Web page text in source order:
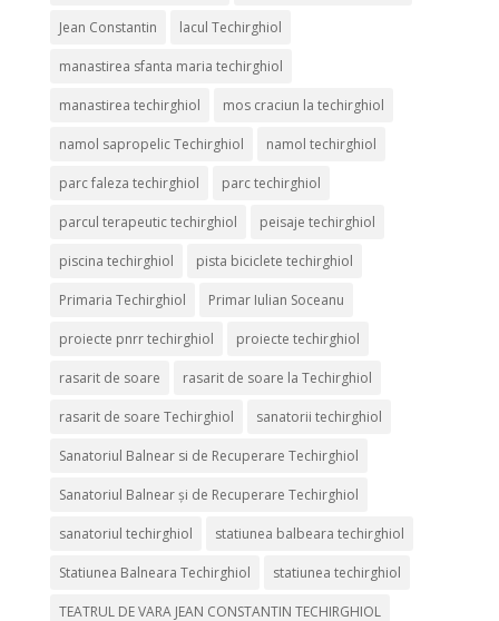
Jean Constantin lacul Techirghiol
manastirea sfanta maria techirghiol
manastirea techirghiol mos craciun la techirghiol
namol sapropelic Techirghiol namol techirghiol
parc faleza techirghiol parc techirghiol
parcul terapeutic techirghiol peisaje techirghiol
piscina techirghiol pista biciclete techirghiol
Primaria Techirghiol Primar Iulian Soceanu
proiecte pnrr techirghiol proiecte techirghiol
rasarit de soare rasarit de soare la Techirghiol
rasarit de soare Techirghiol sanatorii techirghiol
Sanatoriul Balnear si de Recuperare Techirghiol
Sanatoriul Balnear și de Recuperare Techirghiol
sanatoriul techirghiol statiunea balbeara techirghiol
Statiunea Balneara Techirghiol statiunea techirghiol
TEATRUL DE VARA JEAN CONSTANTIN TECHIRGHIOL